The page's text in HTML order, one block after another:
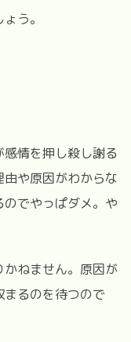
う。
情を押し殺し謝る
や原因がわからな
でやっぱダメ。や
ねません。原因が
るのを待つので